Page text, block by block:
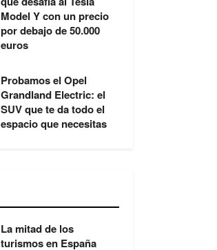
Model Y con un precio
por debajo de 50.000
euros
Probamos el Opel
Grandland Electric: el
SUV que te da todo el
espacio que necesitas
La mitad de los
turismos en España